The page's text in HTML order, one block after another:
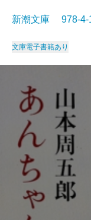
新潮文庫 978-
文庫電子書籍あり